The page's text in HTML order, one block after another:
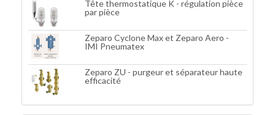
Tête thermostatique K - régulation pièce
par pièce
Zeparo Cyclone Max et Zeparo Aero -
IMI Pneumatex
Zeparo ZU - purgeur et séparateur haute
efficacité